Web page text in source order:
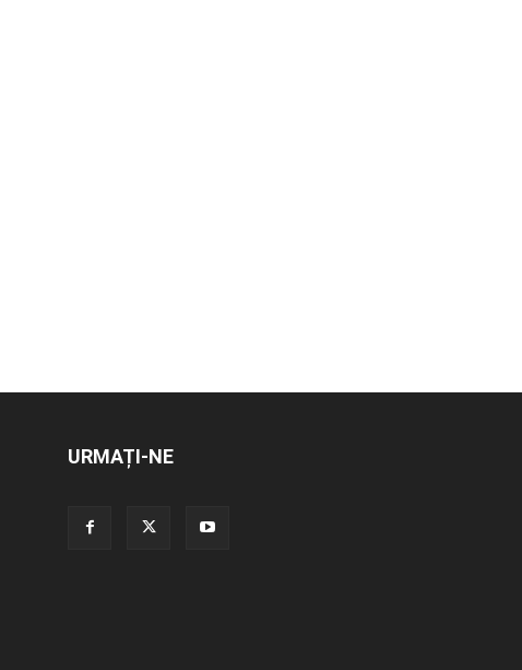
URMAȚI-NE